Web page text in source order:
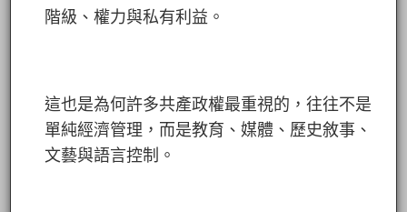
階級、權力與私有利益。
這也是為何許多共產政權最重視的，往往不是
單純經濟管理，而是教育、媒體、歷史敘事、
文藝與語言控制。